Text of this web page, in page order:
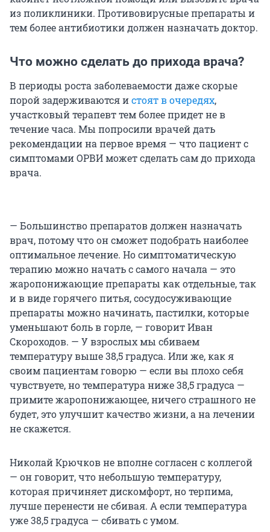
из поликлиники. Противовирусные препараты и
тем более антибиотики должен назначать доктор.
Что можно сделать до прихода врача?
В периоды роста заболеваемости даже скорые
порой задерживаются истоят в очередях,
участковый терапевт тем более придет не в
течение часа. Мы попросили врачей дать
рекомендации на первое время — что пациент с
симптомами ОРВИ может сделать сам до прихода
врача.
— Большинство препаратов должен назначать
врач, потому что он сможет подобрать наиболее
оптимальное лечение. Но симптоматическую
терапию можно начать с самого начала — это
жаропонижающие препараты как отдельные, так
и в виде горячего питья, сосудосуживающие
препараты можно начинать, пастилки, которые
уменьшают боль в горле, — говорит Иван
Скороходов. — У взрослых мы сбиваем
температуру выше 38,5 градуса. Или же, как я
своим пациентам говорю — если вы плохо себя
чувствуете, но температура ниже 38,5 градуса —
примите жаропонижающее, ничего страшного не
будет, это улучшит качество жизни, а на лечении
не скажется.
Николай Крючков не вполне согласен с коллегой
— он говорит, что небольшую температуру,
которая причиняет дискомфорт, но терпима,
лучше перенести не сбивая. А если температура
уже 38,5 градуса — сбивать с умом.